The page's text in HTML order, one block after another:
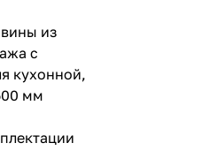
из
с
кухонной,
мм